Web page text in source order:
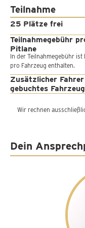
Teilnahme
25 Plätze frei
Teilnahmegebühr
Pitlane
In der Teilnahmegebühr
pro Fahrzeug enthalten.
Zusätzlicher
gebuchtes Fahrzeug
Wir rechnen
Dein